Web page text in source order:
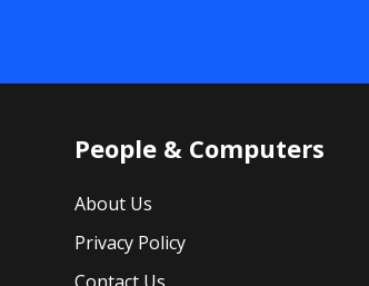
People & Computers
About Us
Privacy Policy